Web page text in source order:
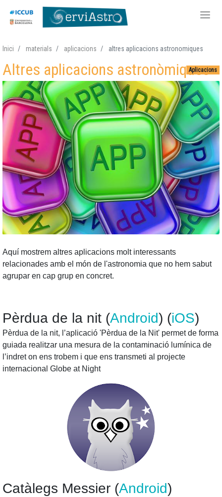
Vés
contingut
Inici materials aplicacions altres aplicacions astronomiques
Aplicacions
Altres aplicacions astronòmiques
Aquí mostrem altres aplicacions molt interessants
relacionades amb el món de l'astronomia que no hem sabut
agrupar en cap grup en concret.
Pèrdua de la nit (Android) (iOS)
Pèrdua de la nit, l’aplicació 'Pèrdua de la Nit' permet de forma
guiada realitzar una mesura de la contaminació lumínica de
l’indret on ens trobem i que ens transmeti al projecte
internacional Globe at Night
Catàlegs Messier (Android)